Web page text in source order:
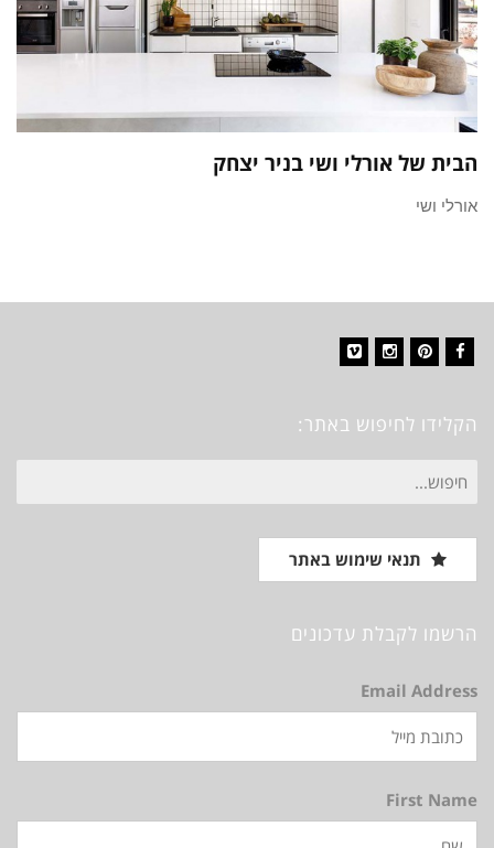
הבית של אורלי ושי בניר יצחק
אורלי ושי
הקלידו לחיפוש באתר:
חיפוש
עבור:
תנאי שימוש באתר
הרשמו לקבלת עדכונים
Email Address
First Name